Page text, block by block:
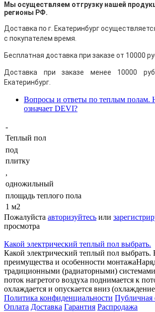
Мы осуществляем отгрузку нашей
регионы РФ.
Доставка по г. Екатеринбург
с покупателем время.
Бесплатная доставка при заказе от 10000
Доставка при заказе менее 10000
Екатеринбург.
Вопросы и ответы по теплым полам.
означает DEVI?
-
Теплый пол
под
плитку
,
одножильный
площадь теплого пола
1 м2
Пожалуйста авторизуйтесь или
просмотра
Какой электрический теплый пол выбрать.
Какой электрический теплый пол
преимущества и особенности
традиционными (радиаторными) системами
поток нагретого воздуха поднимается к
охлаждается и опускается вниз
Политика конфиденциальности Публичная
Оплата Доставка Гарантия Распродажа